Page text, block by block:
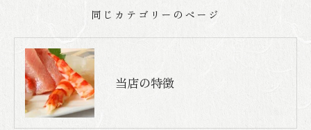
同じカテゴリーのページ
当店の特徴